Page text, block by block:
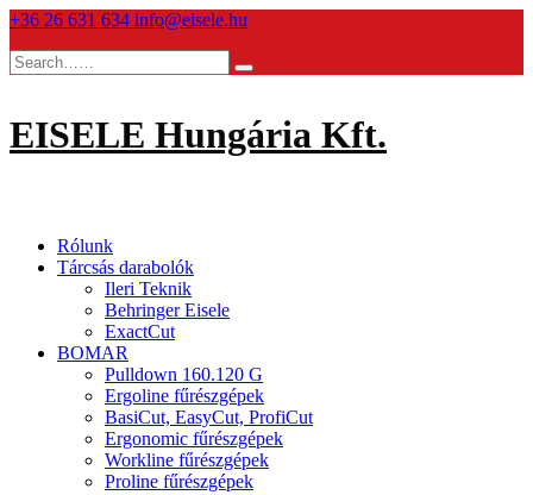
Skip
content
+36 26 631 634 info@eisele.hu
EISELE Hungária Kft.
Rólunk
Tárcsás darabolók
Ileri Teknik
Behringer Eisele
ExactCut
BOMAR
Pulldown 160.120 G
Ergoline fűrészgépek
BasiCut, EasyCut, ProfiCut
Ergonomic fűrészgépek
Workline fűrészgépek
Proline fűrészgépek